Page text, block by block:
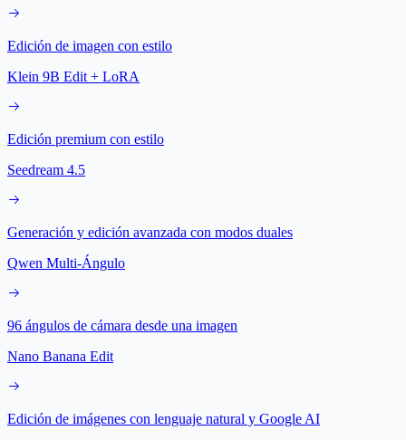
Edición de imagen con estilo
Klein 9B Edit + LoRA
Edición premium con estilo
Seedream 4.5
Generación y edición avanzada con modos duales
Qwen Multi-Ángulo
96 ángulos de cámara desde una imagen
Nano Banana Edit
Edición de imágenes con lenguaje natural y Google AI